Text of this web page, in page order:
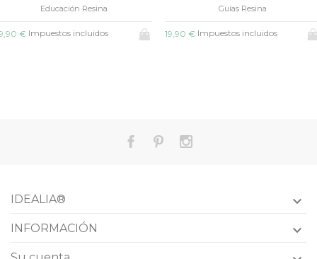
Educación Resina
€Impuestos incluidos
Guías Resina
19,90 €Impuestos incluidos
IDEALIA® 
INFORMACIÓN 